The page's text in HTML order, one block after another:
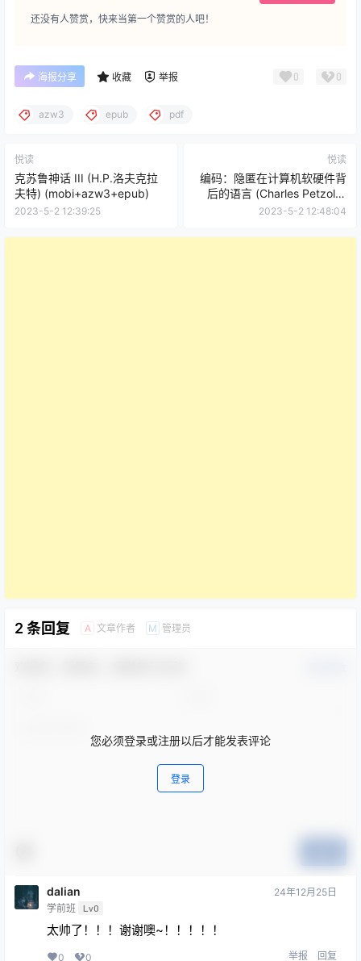
还没有人赞赏，快来当第一个赞赏的人吧！
海报分享 收藏 举报 0 0
azw3 epub pdf
悦读
克苏鲁神话 III (H.P.洛夫克拉
夫特) (mobi+azw3+epub)
2023-5-2 12:39:25
悦读
编码：隐匿在计算机软硬件背
后的语言 (Charles Petzold)
(mobi+azw3+epub+pdf)
2023-5-2 12:48:04
2 条回复 A 文章作者 M 管理员
您必须登录或注册以后才能发表评论
登录
dalian
学前班 Lv0
24年12月25日
太帅了！！！谢谢噢~！！！！！
0 0 举报 回复